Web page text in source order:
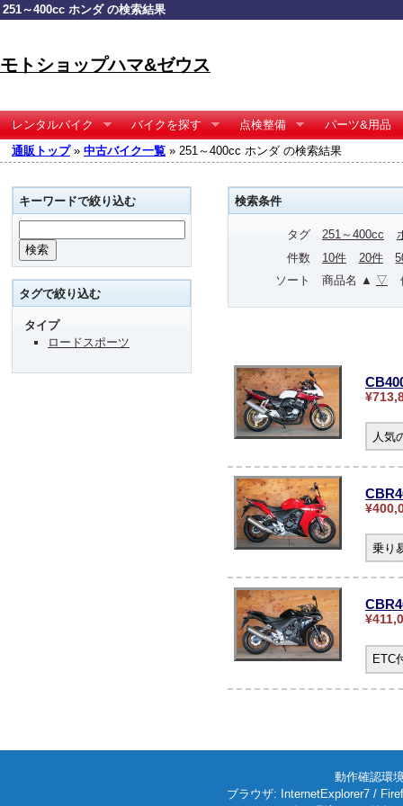
251～400cc ホンダ の検索結果
モトショップハマ&ゼウス
レンタルバイク バイクを探す 点検整備
パーツ&用品
通販トップ» 中古バイク一覧 » 251～400cc ホンダ の検索結果
検索条件
タグ 251～400cc
件数
10件 20件
ソート
商品名 ▲ ▽
人気
乗り
ETC
キーワードで絞り込む
タグで絞り込む
タイプ
ロードスポーツ
動作確認環
ブラウザ: InternetExplorer7 /